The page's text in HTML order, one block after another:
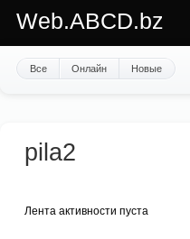
Web.ABCD.bz
Все Онлайн Новые
pila2
Лента активности пуста